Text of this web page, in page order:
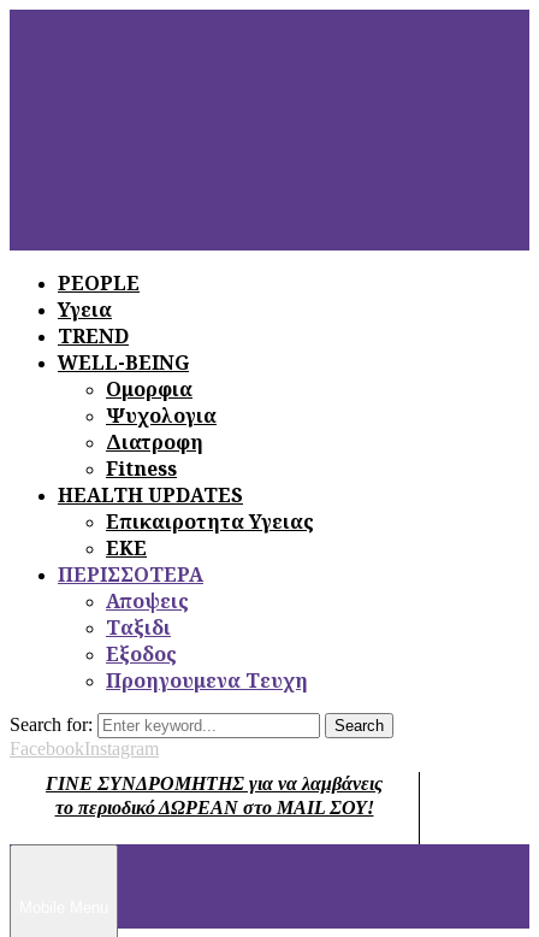
PEOPLE
Υγεια
TREND
WELL-BEING
Ομορφια
Ψυχολογια
Διατροφη
Fitness
HEALTH UPDATES
Επικαιροτητα Υγειας
ΕΚΕ
ΠΕΡΙΣΣΟΤΕΡΑ
Αποψεις
Ταξιδι
Εξοδος
Προηγουμενα Τευχη
Search for: Search
FacebookInstagram
ΓΙΝΕ ΣΥΝΔΡΟΜΗΤΗΣ για να λαμβάνεις
το περιοδικό ΔΩΡΕΑΝ στο MAIL ΣΟΥ!